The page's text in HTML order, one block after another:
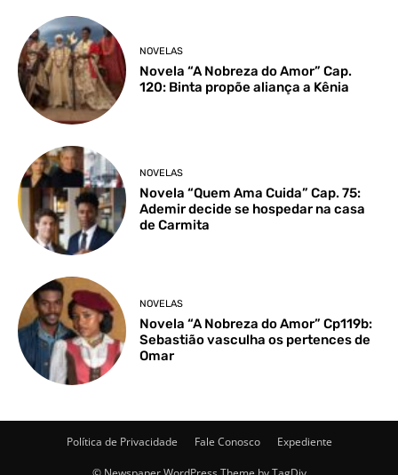
NOVELAS
Novela “A Nobreza do Amor” Cap.
120: Binta propõe aliança a Kênia
NOVELAS
Novela “Quem Ama Cuida” Cap. 75:
Ademir decide se hospedar na casa
de Carmita
NOVELAS
Novela “A Nobreza do Amor” Cp119b:
Sebastião vasculha os pertences de
Omar
Política de Privacidade Fale Conosco Expediente